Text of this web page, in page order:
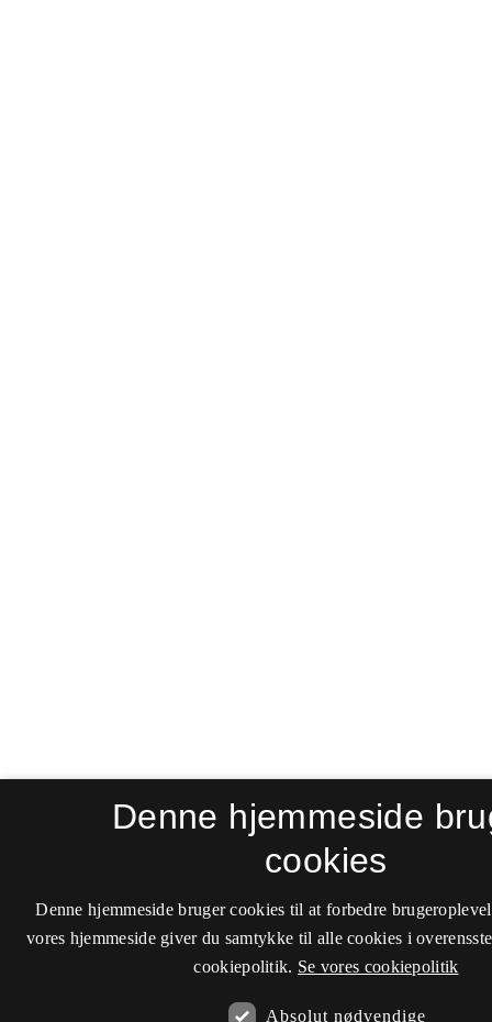
Denne hjemmeside
cookies
Denne hjemmeside bruger cookies til at forbedre
vores hjemmeside giver du samtykke til alle cookies i
cookiepolitik. Se vores cookiepolitik
Absolut nødvendige